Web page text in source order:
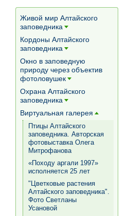
Живой мир Алтайского
заповедника
Кордоны Алтайского
заповедника
Окно в заповедную
природу через объектив
фотоловушек
Охрана Алтайского
заповедника
Виртуальная галерея [+]
Птицы Алтайского
заповедника. Авторская
фотовыставка Олега
Митрофанова
«Походу аргали 1997»
исполняется 25 лет
"Цветковые растения
Алтайского заповедника".
Фото Светланы
Усановой